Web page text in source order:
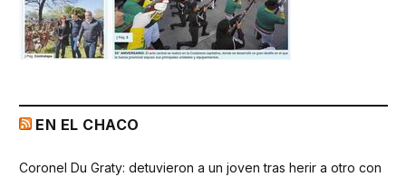
EN EL CHACO
Coronel Du Graty: detuvieron a un joven tras herir a otro con